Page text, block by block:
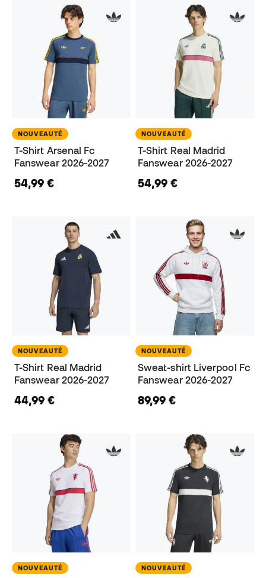
NOUVEAUTÉ
T-Shirt Arsenal Fc
Fanswear 2026-2027
54,99 €
NOUVEAUTÉ
T-Shirt Real Madrid
Fanswear 2026-2027
54,99 €
NOUVEAUTÉ
T-Shirt Real Madrid
Fanswear 2026-2027
44,99 €
NOUVEAUTÉ
Sweat-shirt Liverpool Fc
Fanswear 2026-2027
89,99 €
NOUVEAUTÉ NOUVEAUTÉ